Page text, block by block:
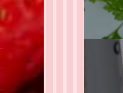
ビ
ー